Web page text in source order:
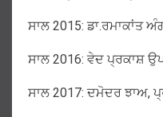
ਸਾਲ 2015: ਡਾ.ਰਮਾਕਾਂਤ
ਸਾਲ 2016: ਵੇਦ ਪ੍ਰਕਾਸ਼
ਸਾਲ 2017: ਦਮੋਦਰ ਝਾਅ,